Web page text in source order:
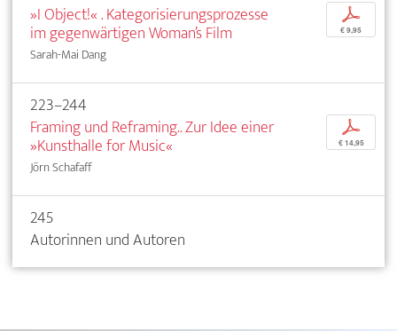
»I Object!« . Kategorisierungsprozesse
im gegenwärtigen Woman’s Film
Sarah-Mai Dang
p
€ 9,95
223–244
Framing und Reframing.. Zur Idee einer
»Kunsthalle for Music«
Jörn Schafaff
p
€ 14,95
245
Autorinnen und Autoren